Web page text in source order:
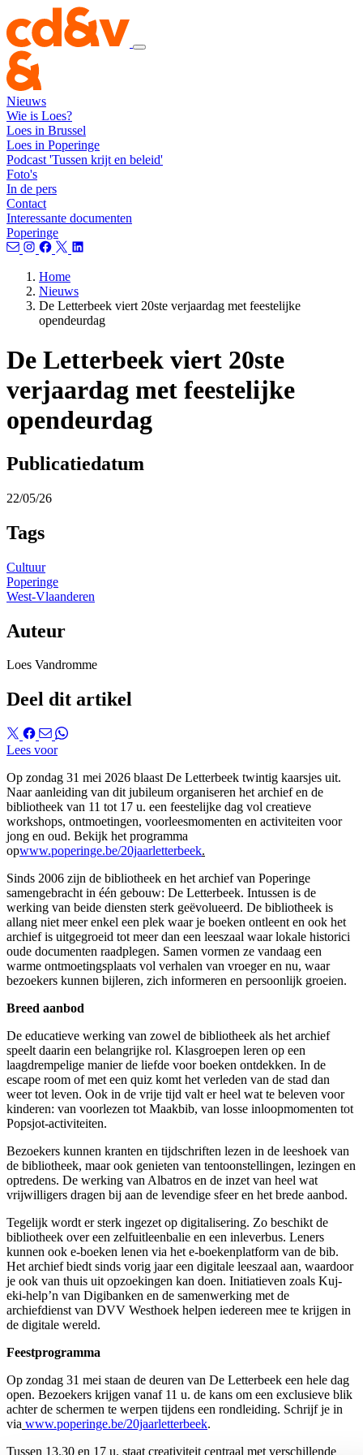
Nieuws
Wie is Loes?
Loes in Brussel
Loes in Poperinge
Podcast 'Tussen krijt en beleid'
Foto's
In de pers
Contact
Interessante documenten
Poperinge
Home
Nieuws
De Letterbeek viert 20ste verjaardag met feestelijke
opendeurdag
De Letterbeek viert 20ste
verjaardag met feestelijke
opendeurdag
Publicatiedatum
22/05/26
Tags
Cultuur
Poperinge
West-Vlaanderen
Auteur
Loes Vandromme
Deel dit artikel
Lees voor
Op zondag 31 mei 2026 blaast De Letterbeek twintig kaarsjes uit.
Naar aanleiding van dit jubileum organiseren het archief en de
bibliotheek van 11 tot 17 u. een feestelijke dag vol creatieve
workshops, ontmoetingen, voorleesmomenten en activiteiten voor
jong en oud. Bekijk het programma
opwww.poperinge.be/20jaarletterbeek.
Sinds 2006 zijn de bibliotheek en het archief van Poperinge
samengebracht in één gebouw: De Letterbeek. Intussen is de
werking van beide diensten sterk geëvolueerd. De bibliotheek is
allang niet meer enkel een plek waar je boeken ontleent en ook het
archief is uitgegroeid tot meer dan een leeszaal waar lokale historici
oude documenten raadplegen. Samen vormen ze vandaag een
warme ontmoetingsplaats vol verhalen van vroeger en nu, waar
bezoekers kunnen bijleren, zich informeren en persoonlijk groeien.
Breed aanbod
De educatieve werking van zowel de bibliotheek als het archief
speelt daarin een belangrijke rol. Klasgroepen leren op een
laagdrempelige manier de liefde voor boeken ontdekken. In de
escape room of met een quiz komt het verleden van de stad dan
weer tot leven. Ook in de vrije tijd valt er heel wat te beleven voor
kinderen: van voorlezen tot Maakbib, van losse inloopmomenten tot
Popsjot-activiteiten.
Bezoekers kunnen kranten en tijdschriften lezen in de leeshoek van
de bibliotheek, maar ook genieten van tentoonstellingen, lezingen en
optredens. De werking van Albatros en de inzet van heel wat
vrijwilligers dragen bij aan de levendige sfeer en het brede aanbod.
Tegelijk wordt er sterk ingezet op digitalisering. Zo beschikt de
bibliotheek over een zelfuitleenbalie en een inleverbus. Leners
kunnen ook e-boeken lenen via het e-boekenplatform van de bib.
Het archief biedt sinds vorig jaar een digitale leeszaal aan, waardoor
je ook van thuis uit opzoekingen kan doen. Initiatieven zoals Kuj-
eki-help’n van Digibanken en de samenwerking met de
archiefdienst van DVV Westhoek helpen iedereen mee te krijgen in
de digitale wereld.
Feestprogramma
Op zondag 31 mei staan de deuren van De Letterbeek een hele dag
open. Bezoekers krijgen vanaf 11 u. de kans om een exclusieve blik
achter de schermen te werpen tijdens een rondleiding. Schrijf je in
via www.poperinge.be/20jaarletterbeek.
Tussen 13.30 en 17 u. staat creativiteit centraal met verschillende